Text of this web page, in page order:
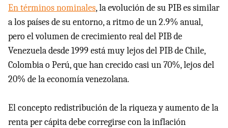
En términos nominales, la evolución de su PIB es similar
a los países de su entorno, a ritmo de un 2.9% anual,
pero el volumen de crecimiento real del PIB de
Venezuela desde 1999 está muy lejos del PIB de Chile,
Colombia o Perú, que han crecido casi un 70%, lejos del
20% de la economía venezolana.
El concepto redistribución de la riqueza y aumento de la
renta per cápita debe corregirse con la inflación